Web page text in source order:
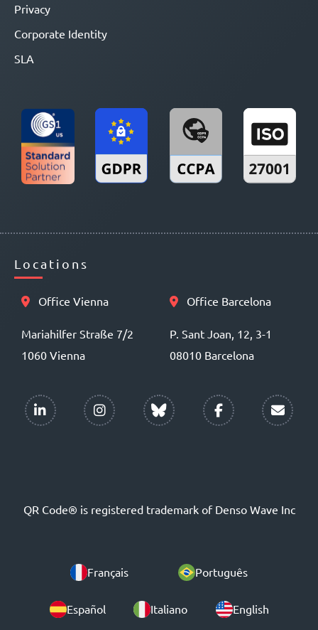
Privacy
Corporate Identity
SLA
Locations
Office Vienna
Mariahilfer Straße 7/2
1060 Vienna
Office Barcelona
P. Sant Joan, 12, 3-1
08010 Barcelona
QR Code® is registered trademark of Denso Wave Inc
Français Português
Español Italiano English